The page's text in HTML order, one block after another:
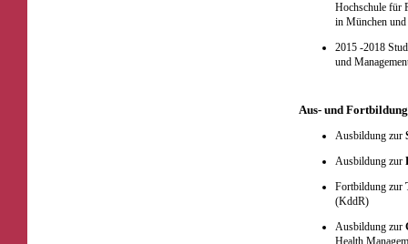
Hochschule für
in München
2015 -2018
und
Aus- und
Ausbildung zur
Ausbildung zur
Fortbildung zur
(KddR)
Ausbildung zur
Health